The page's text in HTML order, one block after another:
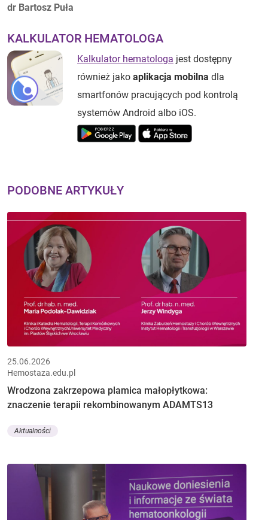
Autorzy:
dr Bartosz Puła
KALKULATOR HEMATOLOGA
Kalkulator hematologa jest dostępny
również jako aplikacja mobilna dla
smartfonów pracujących pod kontrolą
systemów Android albo iOS.
PODOBNE ARTYKUŁY
25.06.2026
Hemostaza.edu.pl
Wrodzona zakrzepowa plamica małopłytkowa:
znaczenie terapii rekombinowanym ADAMTS13
Aktualności